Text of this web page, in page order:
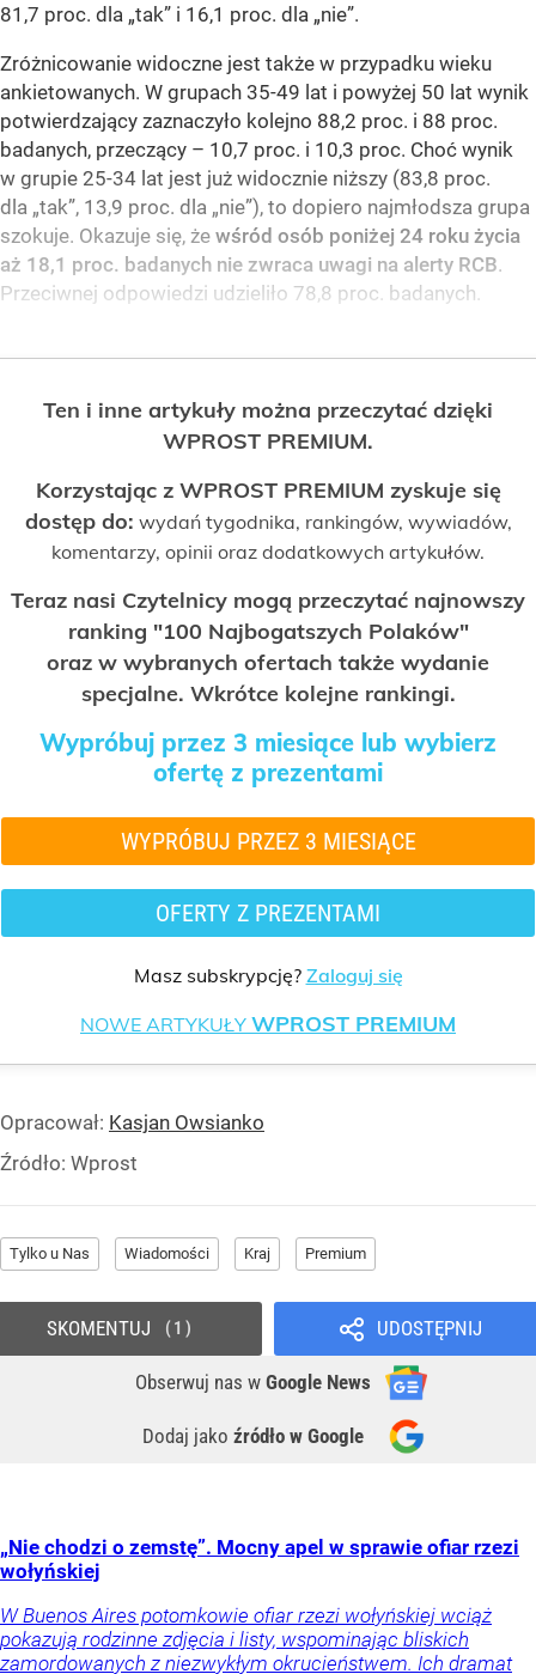
81,7 proc. dla „tak” i 16,1 proc. dla „nie”.
Zróżnicowanie widoczne jest także w przypadku wieku
ankietowanych. W grupach 35-49 lat i powyżej 50 lat wynik
potwierdzający zaznaczyło kolejno 88,2 proc. i 88 proc.
badanych, przeczący – 10,7 proc. i 10,3 proc. Choć wynik
w grupie 25-34 lat jest już widocznie niższy (83,8 proc.
dla „tak”, 13,9 proc. dla „nie”), to dopiero najmłodsza grupa
szokuje. Okazuje się, że wśród osób poniżej 24 roku życia
aż 18,1 proc. badanych nie zwraca uwagi na alerty RCB.
Przeciwnej odpowiedzi udzieliło 78,8 proc. badanych.
Ten i inne artykuły można przeczytać dzięki
WPROST PREMIUM.
Korzystając z WPROST PREMIUM zyskuje się
dostęp do: wydań tygodnika, rankingów, wywiadów,
komentarzy, opinii oraz dodatkowych artykułów.
Teraz nasi Czytelnicy mogą przeczytać najnowszy
ranking "100 Najbogatszych Polaków"
oraz w wybranych ofertach także wydanie
specjalne. Wkrótce kolejne rankingi.
Wypróbuj przez 3 miesiące lub wybierz
ofertę z prezentami
WYPRÓBUJ PRZEZ 3 MIESIĄCE
OFERTY Z PREZENTAMI
Masz subskrypcję? Zaloguj się
NOWE ARTYKUŁY WPROST PREMIUM
Opracował: Kasjan Owsianko
Źródło: Wprost
Tylko u Nas Wiadomości Kraj Premium
UDOSTĘPNIJ
Obserwuj nas w Google News
Dodaj jako źródło w Google
SKOMENTUJ 1
„Nie chodzi o zemstę”. Mocny apel w sprawie ofiar rzezi
wołyńskiej
W Buenos Aires potomkowie ofiar rzezi wołyńskiej wciąż
pokazują rodzinne zdjęcia i listy, wspominając bliskich
zamordowanych z niezwykłym okrucieństwem. Ich dramat